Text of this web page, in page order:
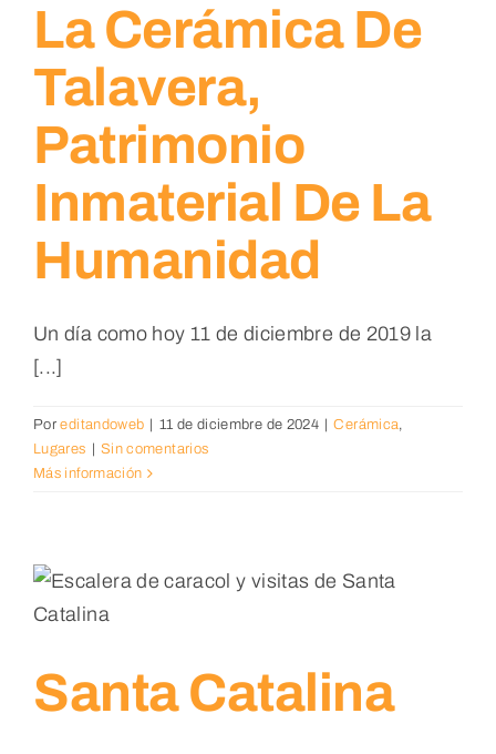
La Cerámica De
Talavera,
Patrimonio
Inmaterial De La
Humanidad
Un día como hoy 11 de diciembre de 2019 la
[...]
Poreditandoweb 11 de diciembre de 2024 Cerámica,
Lugares
Sin comentarios
Más información
Santa Catalina